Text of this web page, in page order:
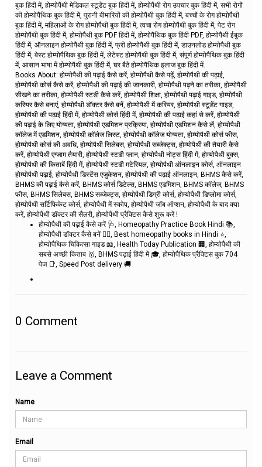
बुक हिंदी में, होम्योपैथी मेडिकल स्टूडेंट बुक हिंदी में, होम्योपैथी रोग उपचार बुक हिंदी में, सभी रोगों
की होम्योपैथिक बुक हिंदी में, पुरानी बीमारियों की होम्योपैथी बुक हिंदी में, बच्चों के रोग होम्योपैथी
बुक हिंदी में, महिलाओं के रोग होम्योपैथी बुक हिंदी में, त्वचा रोग होम्योपैथी बुक हिंदी में, पेट रोग
होम्योपैथी बुक हिंदी में, होम्योपैथी बुक PDF हिंदी में, होम्योपैथिक बुक हिंदी PDF, होम्योपैथी ईबुक
हिंदी में, ऑनलाइन होम्योपैथी बुक हिंदी में, फ्री होम्योपैथी बुक हिंदी में, डाउनलोड होम्योपैथी बुक
हिंदी में, बेस्ट होम्योपैथिक बुक हिंदी में, लेटेस्ट होम्योपैथी बुक हिंदी में, संपूर्ण होम्योपैथिक बुक हिंदी
में, आसान भाषा में होम्योपैथी बुक हिंदी में, घर बैठे होम्योपैथिक इलाज बुक हिंदी में.
Books About: होम्योपैथी की पढ़ाई कैसे करें, होम्योपैथी कैसे पढ़ें, होम्योपैथी की पढ़ाई,
होम्योपैथी कोर्स कैसे करें, होम्योपैथी की पढ़ाई की जानकारी, होम्योपैथी पढ़ने का तरीका, होम्योपैथी
सीखने का तरीका, होम्योपैथी स्टडी कैसे करें, होम्योपैथी शिक्षा, होम्योपैथी पढ़ाई गाइड, होम्योपैथी
करियर कैसे बनाएं, होम्योपैथी डॉक्टर कैसे बनें, होम्योपैथी में करियर, होम्योपैथी स्टूडेंट गाइड,
होम्योपैथी की पढ़ाई हिंदी में, होम्योपैथी कोर्स हिंदी में, होम्योपैथी की पढ़ाई कहां से करें, होम्योपैथी
की पढ़ाई के लिए योग्यता, होम्योपैथी एडमिशन प्रक्रिया, होम्योपैथी एडमिशन कैसे लें, होम्योपैथी
कॉलेज में एडमिशन, होम्योपैथी कॉलेज लिस्ट, होम्योपैथी कॉलेज योग्यता, होम्योपैथी कोर्स फीस,
होम्योपैथी कोर्स की अवधि, होम्योपैथी सिलेबस, होम्योपैथी सब्जेक्ट्स, होम्योपैथी की तैयारी कैसे
करें, होम्योपैथी एग्जाम तैयारी, होम्योपैथी स्टडी प्लान, होम्योपैथी नोट्स हिंदी में, होम्योपैथी बुक्स,
होम्योपैथी की किताबें हिंदी में, होम्योपैथी स्टडी मटेरियल, होम्योपैथी ऑनलाइन कोर्स, ऑनलाइन
होम्योपैथी पढ़ाई, होम्योपैथी डिस्टेंस एजुकेशन, होम्योपैथी की पढ़ाई ऑनलाइन, BHMS कैसे करें,
BHMS की पढ़ाई कैसे करें, BHMS कोर्स डिटेल्स, BHMS एडमिशन, BHMS कॉलेज, BHMS
फीस, BHMS सिलेबस, BHMS सब्जेक्ट्स, होम्योपैथी डिग्री कोर्स, होम्योपैथी डिप्लोमा कोर्स,
होम्योपैथी सर्टिफिकेट कोर्स, होम्योपैथी में स्कोप, होम्योपैथी जॉब ऑप्शन, होम्योपैथी के बाद क्या
करें, होम्योपैथी डॉक्टर की सैलरी, होम्योपैथी प्रैक्टिस कैसे शुरू करें !
होम्योपैथी की पढ़ाई कैसे करें 🩺, Homeopathy Practice Book Hindi 📚,
होम्योपैथी डॉक्टर कैसे बनें 👨‍⚕️, Best homeopathy books in Hindi ⭐,
होम्योपैथिक चिकित्सा गाइड 📖, Health Today Publication 🏢, होम्योपैथी की
सबसे अच्छी किताब 🥇, BHMS पढ़ाई हिंदी में 🎓, होम्योपैथिक प्रैक्टिस बुक 704
पेज 📑, Speed Post delivery 🚚
0 Comment
Leave a Comment
Name
Email